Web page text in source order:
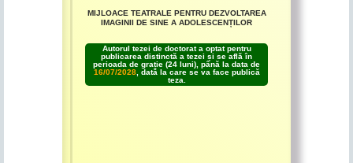
MIJLOACE TEATRALE PENTRU DEZVOLTAREA
IMAGINII DE SINE A ADOLESCENȚILOR
Autorul tezei de doctorat a optat pentru
publicarea distinctă a tezei și se află în
perioada de grație (24 luni), până la data de
16/07/2028, dată la care se va face publică
teza.